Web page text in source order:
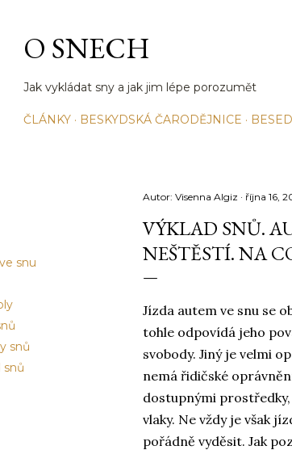
O SNECH
Jak vykládat sny a jak jim lépe porozumět
ČLÁNKY BESKYDSKÁ ČARODĚJNICE
snu
snů
snů
Autor: Visenna Algiz října 16,
VÝKLAD SNŮ.
NEŠTĚSTÍ. NA
Jízda autem ve snu se
tohle odpovídá jeho
svobody. Jiný je velmi
nemá řidičské
dostupnými
vlaky. Ne vždy je však
pořádně vyděsit. Jak